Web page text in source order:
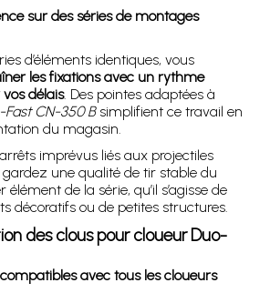
sur des séries de montages
d’éléments identiques, vous
les fixations avec un rythme
délais. Des pointes adaptées à
Fast CN-350 Bsimplifient ce travail en
du magasin.
imprévus liés aux projectiles
une qualité de tir stable du
de la série, qu’il s’agisse de
décoratifs ou de petites structures.
des clous pour cloueur Duo-
avec tous les cloueurs